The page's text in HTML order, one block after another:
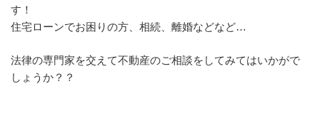
す！
住宅ローンでお困りの方、相続、離婚などなど…
法律の専門家を交えて不動産のご相談をしてみてはいかがで
しょうか？？